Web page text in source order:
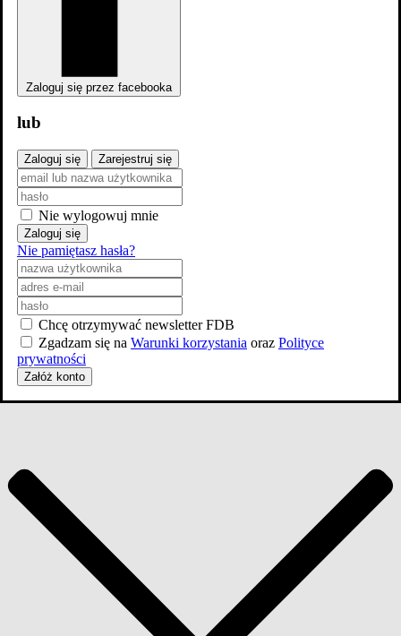
Zaloguj się przez facebooka
lub
Zaloguj się Zarejestruj się
Nie wylogowuj mnie
Zaloguj się
Nie pamiętasz hasła?
Chcę otrzymywać newsletter FDB
Zgadzam się na Warunki korzystania oraz Polityce
prywatności
Załóż konto